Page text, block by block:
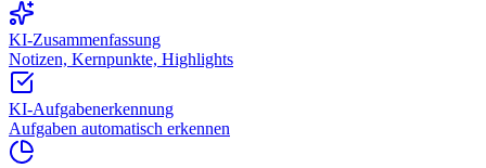
KI-Zusammenfassung
Notizen, Kernpunkte, Highlights
KI-Aufgabenerkennung
Aufgaben automatisch erkennen